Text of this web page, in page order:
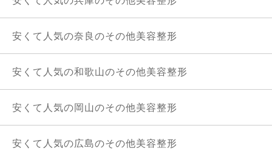
安くて人気の奈良のその他美容整形
安くて人気の和歌山のその他美容整形
安くて人気の岡山のその他美容整形
安くて人気の広島のその他美容整形